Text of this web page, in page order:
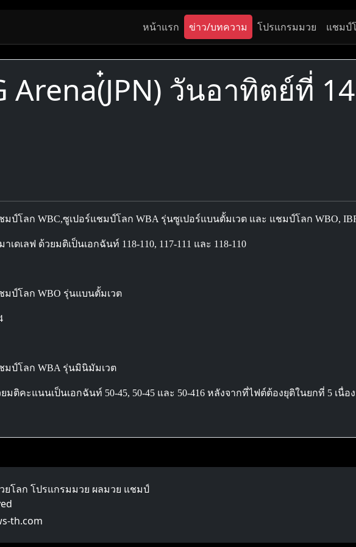
หน้าแรก ข่าว/บทความ โปรแกรมมวย แชมป์
Arena(๋JPN) วันอาทิตย์ที่
โลก WBC,ซูเปอร์แชมป์โลก WBA รุ่นซูเปอร์แบนตั้มเวต และ แชมป์โลก WBO, IBF
เลฟ ด้วยมติเป็นเอกฉันท์ 118-110, 117-111 และ 118-110
ป์โลก WBO รุ่นแบนตั้มเวต
มป์โลก WBA รุ่นมินิมัมเวต
ติคะแนนเป็นเอกฉันท์ 50-45, 50-45 และ 50-416 หลังจากที่ไฟต์ต้องยุติในยกที่ 5 เนื่
ยโลก โปรแกรมมวย ผลมวย แชมป์
th.com